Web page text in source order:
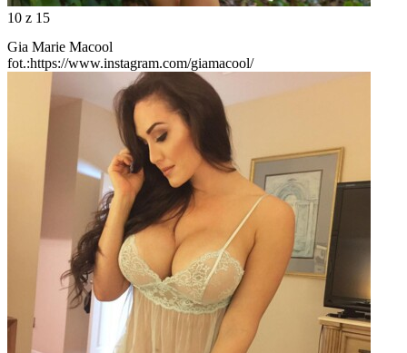
10 z 15
Gia Marie Macool
fot.:https://www.instagram.com/giamacool/